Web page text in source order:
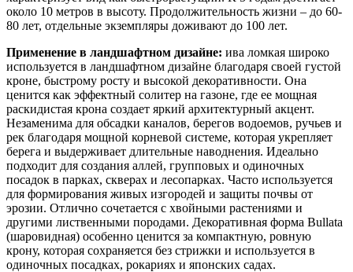
около 10 метров в высоту. Продолжительность жизни – до 60-
80 лет, отдельные экземпляры доживают до 100 лет.
Применение в ландшафтном дизайне: ива ломкая широко
используется в ландшафтном дизайне благодаря своей густой
кроне, быстрому росту и высокой декоративности. Она
ценится как эффектный солитер на газоне, где ее мощная
раскидистая крона создает яркий архитектурный акцент.
Незаменима для обсадки каналов, берегов водоемов, ручьев и
рек благодаря мощной корневой системе, которая укрепляет
берега и выдерживает длительные наводнения. Идеально
подходит для создания аллей, групповых и одиночных
посадок в парках, скверах и лесопарках. Часто используется
для формирования живых изгородей и защиты почвы от
эрозии. Отлично сочетается с хвойными растениями и
другими лиственными породами. Декоративная форма Bullata
(шаровидная) особенно ценится за компактную, ровную
крону, которая сохраняется без стрижки и используется в
одиночных посадках, рокариях и японских садах.